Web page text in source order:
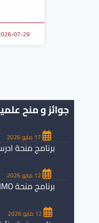
07-29
جوائز و منح
برنامج منحة ادرس
برنامج منحة MGIMO للعام الدراسي 2026/2027